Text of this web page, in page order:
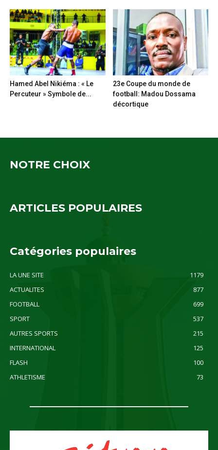
Hamed Abel Nikiéma : « Le
Percuteur » Symbole de...
23e Coupe du monde de
football: Madou Dossama
décortique
NOTRE CHOIX
ARTICLES POPULAIRES
Catégories populaires
LA UNE SITE
1179
ACTUALITES
877
FOOTBALL
699
SPORT
537
AUTRES SPORTS
215
INTERNATIONAL
125
FLASH
100
ATHLETISME
73